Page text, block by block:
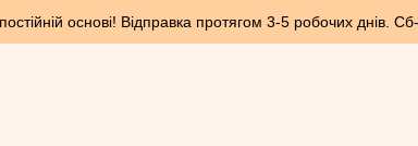
основі! Відправка протягом 3-5 робочих днів. Сб-